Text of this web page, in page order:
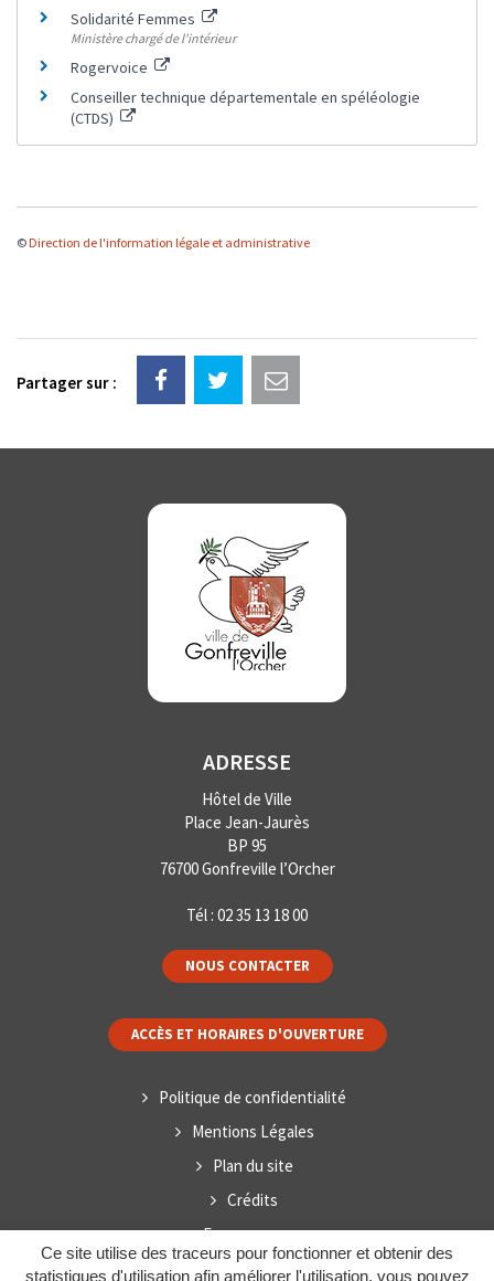
Ce site utilise des traceurs pour fonctionner et obtenir des
statistiques d'utilisation afin améliorer l'utilisation, vous pouvez
Solidarité Femmes
Ministère chargé de l'intérieur
Rogervoice
Conseiller technique départementale en spéléologie
(CTDS)
© Direction de l'information légale et administrative
Partager sur :
ADRESSE
Hôtel de Ville
Place Jean-Jaurès
BP 95
76700 Gonfreville l’Orcher
Tél : 02 35 13 18 00
NOUS CONTACTER
ACCÈS ET HORAIRES D'OUVERTURE
Politique de confidentialité
Mentions Légales
Plan du site
Crédits
Espace presse